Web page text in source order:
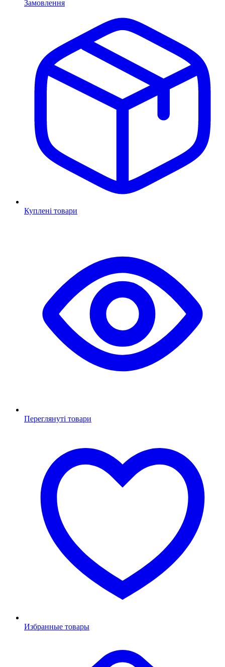
Замовлення
Куплені товари
Переглянуті товари
Избранные товары